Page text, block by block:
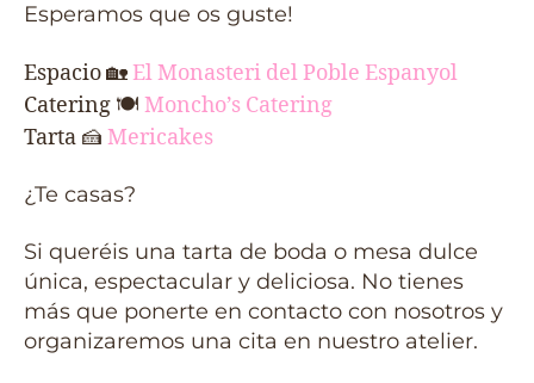
Esperamos que os guste!
Espacio🏡El Monasteri del Poble Espanyol
Catering 🍽 Moncho’s Catering
Tarta 🍰 Mericakes
¿Te casas?
Si queréis una tarta de boda o mesa dulce
única, espectacular y deliciosa. No tienes
más que ponerte en contacto con nosotros y
organizaremos una cita en nuestro atelier.